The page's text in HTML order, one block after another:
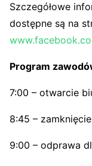
Szczegółowe
dostępne są na
Program
7:00 – otwarcie
8:45 –
9:00 – odprawa